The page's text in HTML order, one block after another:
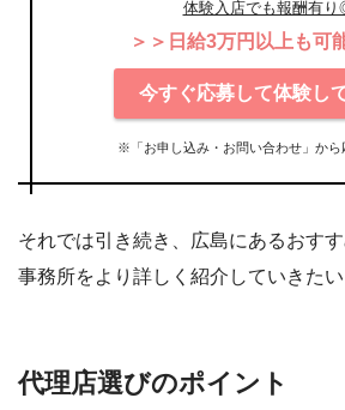
体験入店でも報酬有
＞＞日給3万円以上も可
今すぐ応募して体験し
※「お申し込み・お問い合わせ」から
それでは引き続き、広島にあるおす
事務所をより詳しく紹介していきたい
代理店選びのポイント